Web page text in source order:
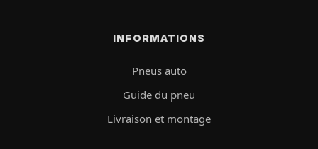
INFORMATIONS
Pneus auto
Guide du pneu
Livraison et montage